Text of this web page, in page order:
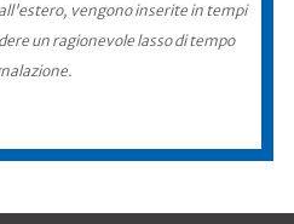
vengono inserite in tempi
un ragionevole lasso di tempo